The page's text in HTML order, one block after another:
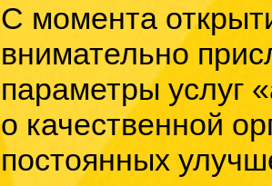
С момента
внимательно
параметры услуг
о качественной
постоянных